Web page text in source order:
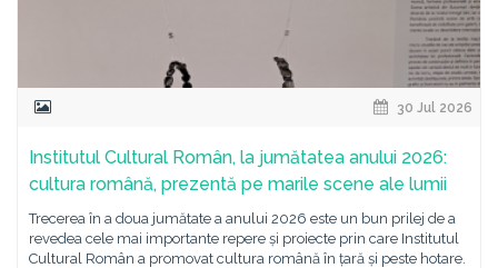
30 Jul 2026
Institutul Cultural Român, la jumătatea anului 2026:
cultura română, prezentă pe marile scene ale lumii
Trecerea în a doua jumătate a anului 2026 este un bun prilej de a
revedea cele mai importante repere și proiecte prin care Institutul
Cultural Român a promovat cultura română în țară și peste hotare.